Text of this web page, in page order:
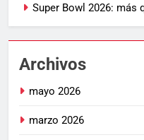
Super Bowl 2026: más
Archivos
mayo 2026
marzo 2026